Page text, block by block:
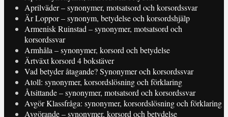
Aprilväder – synonymer, motsatsord och korsordssvar
Är Loppor – synonym, betydelse och korsordshjälp
Armenisk Ruinstad – synonymer, motsatsord och
korsordssvar
Armhåla – synonymer, korsord och betydelse
Ärtväxt korsord 4 bokstäver
Vad betyder åtagande? Synonymer och korsordssvar
Atoll: synonymer, korsordslösning och förklaring
Åtsittande – synonymer, motsatsord och korsordssvar
Avgör Klassfråga: synonymer, korsordslösning och förklaring
Avgörande – synonymer, korsord och betydelse